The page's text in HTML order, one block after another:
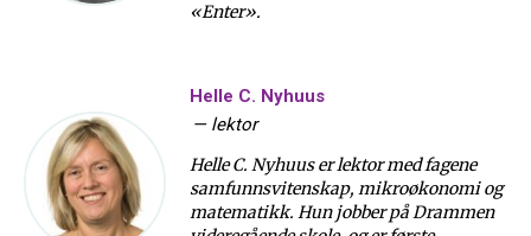
«Enter».
Helle C. Nyhuus
— lektor
Helle C. Nyhuus er lektor med fagene
samfunnsvitenskap, mikroøkonomi og
matematikk. Hun jobber på Drammen